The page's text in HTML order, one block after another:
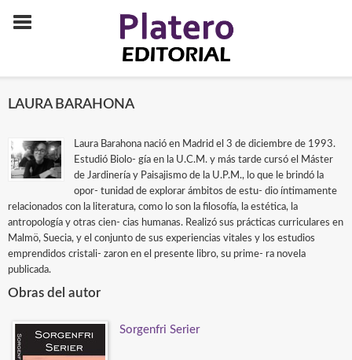
LAURA BARAHONA
Laura Barahona nació en Madrid el 3 de diciembre de 1993.
Estudió Biolo- gía en la U.C.M. y más tarde cursó el Máster
de Jardinería y Paisajismo de la U.P.M., lo que le brindó la
opor- tunidad de explorar ámbitos de estu- dio íntimamente
relacionados con la literatura, como lo son la filosofía, la estética, la
antropología y otras cien- cias humanas. Realizó sus prácticas curriculares en
Malmö, Suecia, y el conjunto de sus experiencias vitales y los estudios
emprendidos cristali- zaron en el presente libro, su prime- ra novela
publicada.
Obras del autor
Sorgenfri Serier